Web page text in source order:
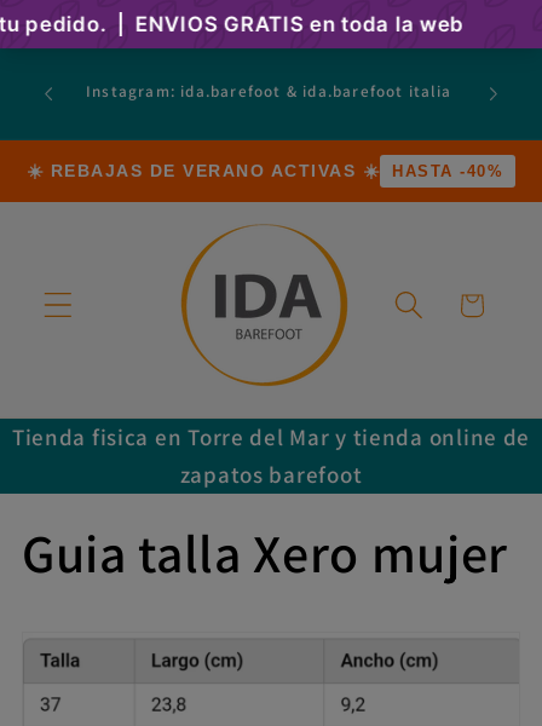
directamente
al contenido
Instagram: ida.barefoot & ida.barefoot italia
☀️ REBAJAS DE VERANO ACTIVAS ☀️ HASTA -40%
Carrito
Tienda fisica en Torre del Mar y tienda online de
zapatos barefoot
Guia talla Xero mujer